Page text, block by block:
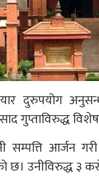
दुरुपयोग
गुप्ताविरुद्ध
सम्पत्ति आर्जन
छ। उनीविरुद्ध ३